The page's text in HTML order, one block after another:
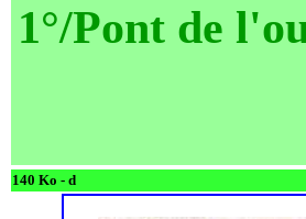
1°/Pont de
140 Ko - d